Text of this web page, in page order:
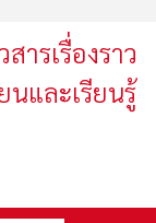
ารเรื่องราว
และเรียนรู้